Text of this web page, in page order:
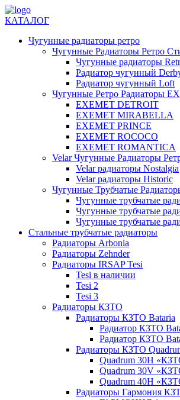
КАТАЛОГ
Чугунные радиаторы ретро
Чугунные Радиаторы Ретро
Чугунные радиаторы
Радиатор чугунный
Радиатор чугунный Loft
Чугунные Ретро Радиаторы
EXEMET DETROIT
EXEMET MIRABELLA
EXEMET PRINCE
EXEMET ROCOCO
EXEMET ROMANTICA
Velar Чугунные Радиаторы
Velar радиаторы Nostalgia
Velar радиаторы Historic
Чугунные Трубчатые
Чугунные трубчатые
Чугунные трубчатые
Чугунные трубчатые
Стальные трубчатые радиаторы
Радиаторы Arbonia
Радиаторы Zehnder
Радиаторы IRSAP Tesi
Tesi в наличии
Tesi 2
Tesi 3
Радиаторы КЗТО
Радиаторы КЗТО Bataria
Радиатор КЗТО
Радиатор КЗТО
Радиаторы КЗТО
Quadrum 30H
Quadrum 30V
Quadrum 40H
Радиаторы Гармония